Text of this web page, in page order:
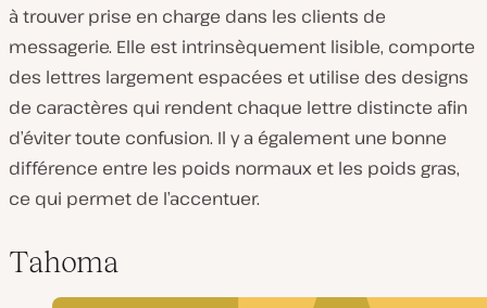
à trouver prise en charge dans les clients de
messagerie. Elle est intrinsèquement lisible, comporte
des lettres largement espacées et utilise des designs
de caractères qui rendent chaque lettre distincte afin
d’éviter toute confusion. Il y a également une bonne
différence entre les poids normaux et les poids gras,
ce qui permet de l’accentuer.
Tahoma